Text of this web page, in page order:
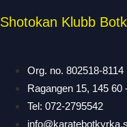
Shotokan Klubb
Org. no. 802518-8114
Ragangen 15, 145 60
Tel: 072-2795542